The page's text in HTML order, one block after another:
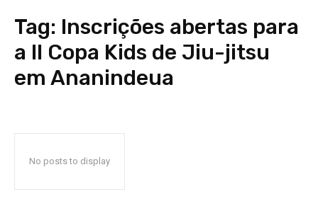
Tag: Inscrições abertas para
a II Copa Kids de Jiu-jitsu
em Ananindeua
No posts to display